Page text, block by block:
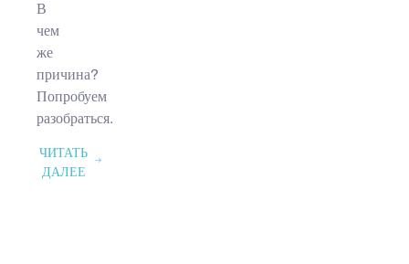
В
чем
же
причина?
Попробуем
разобраться.
ЧИТАТЬ
ДАЛЕЕ